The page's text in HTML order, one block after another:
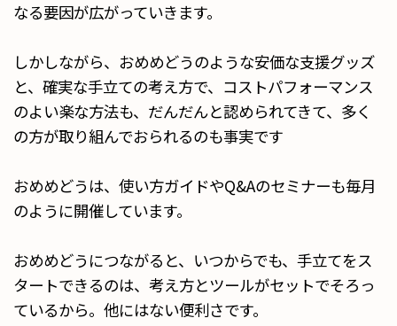
なる要因が広がっていきます。
しかしながら、おめめどうのような安価な支援グッズ
と、確実な手立ての考え方で、コストパフォーマンス
のよい楽な方法も、だんだんと認められてきて、多く
の方が取り組んでおられるのも事実です
おめめどうは、使い方ガイドやQ&Aのセミナーも毎月
のように開催しています。
おめめどうにつながると、いつからでも、手立てをス
タートできるのは、考え方とツールがセットでそろっ
ているから。他にはない便利さです。